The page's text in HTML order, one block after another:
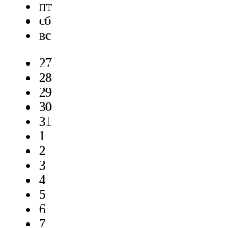
пт
сб
вс
27
28
29
30
31
1
2
3
4
5
6
7